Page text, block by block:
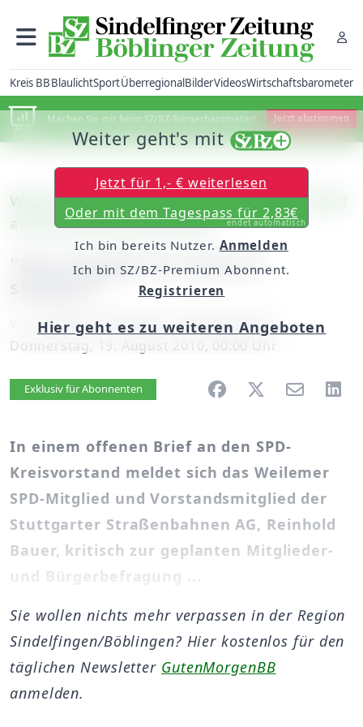
Kreis BBBlaulichtSportÜberregionalBilderVideosWirtschaftsbarometer
Machen Sie mit beim SZ/BZ-Bürgerbarometer! Jetzt abstimmen
Weil im Schönbuch/Stuttgart: Offener Brief
an den SPD-Kreisvorstand
"Das Projekt ist nicht zu
Vonunserem Redakteur Hansjörg Jung
Donnerstag, 19. August 2010, 00:00 Uhr
Artikel vorlesen
Exklusiv für Abonnenten
In einem offenen Brief an den SPD-
Kreisvorstand meldet sich das Weilemer
SPD-Mitglied und Vorstandsmitglied der
Stuttgarter Straßenbahnen AG, Reinhold
Bauer, kritisch zur geplanten Mitglieder-
und Bürgerbefragung ...
Weiter geht's mit
Jetzt für 1,- € weiterlesen
Oder mit dem Tagespass für 2,83€
endet automatisch
Ich bin bereits Nutzer. Anmelden
Ich bin SZ/BZ-Premium Abonnent.
Registrieren
Hier geht es zu weiteren Angeboten
Sie wollen nichts mehr verpassen in der Region
Sindelfingen/Böblingen? Hier kostenlos für den
täglichen Newsletter GutenMorgenBB
anmelden.